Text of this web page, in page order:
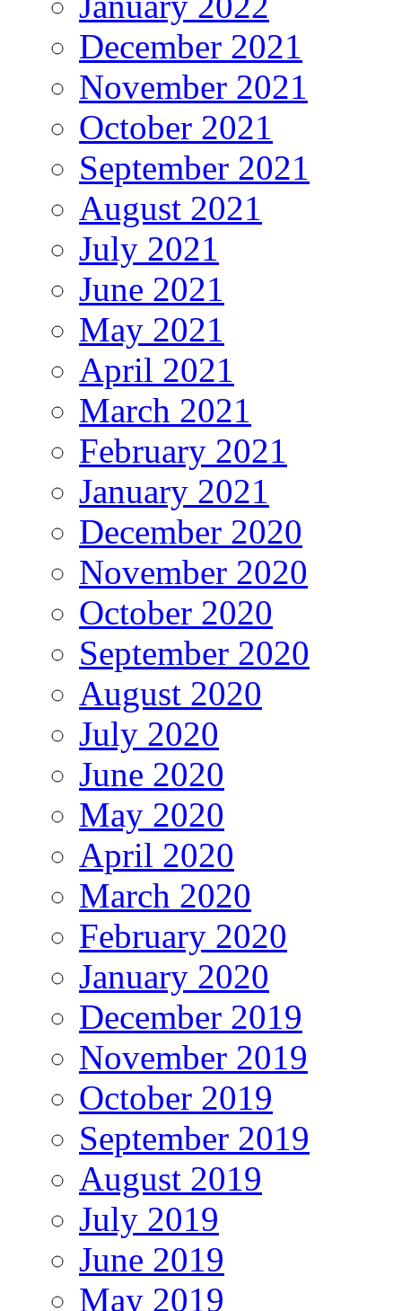
December 2021
November 2021
October 2021
September 2021
August 2021
July 2021
June 2021
May 2021
April 2021
March 2021
February 2021
January 2021
December 2020
November 2020
October 2020
September 2020
August 2020
July 2020
June 2020
May 2020
April 2020
March 2020
February 2020
January 2020
December 2019
November 2019
October 2019
September 2019
August 2019
July 2019
June 2019
May 2019